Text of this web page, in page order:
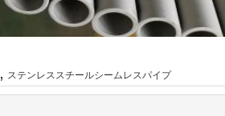
, ステンレススチールシームレスパイプ